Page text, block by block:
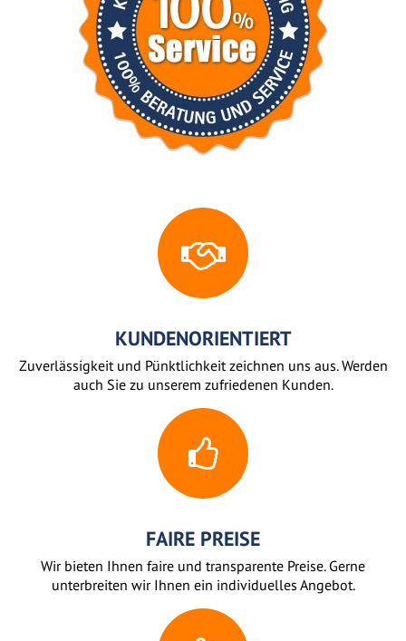
KUNDENORIENTIERT
Zuverlässigkeit und Pünktlichkeit zeichnen uns aus. Werden
auch Sie zu unserem zufriedenen Kunden.
FAIRE PREISE
Wir bieten Ihnen faire und transparente Preise. Gerne
unterbreiten wir Ihnen ein individuelles Angebot.